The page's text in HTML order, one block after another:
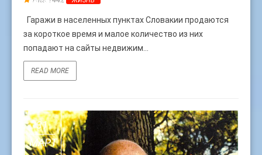
Гаражи в населенных пунктах Словакии продаются
за короткое время и малое количество из них
попадают на сайты недвижим...
READ MORE
31
МАРТ